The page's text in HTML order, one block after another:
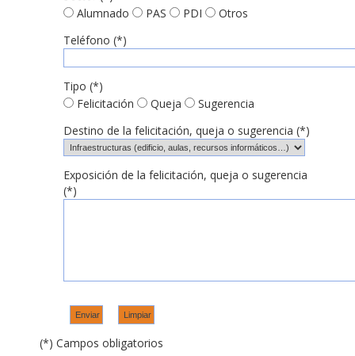
Alumnado
PAS PDI
Otros
Teléfono (*)
Tipo (*)
Felicitación
Queja
Sugerencia
Destino de la felicitación, queja o sugerencia (*)
Exposición de la felicitación, queja o sugerencia
(*)
(*) Campos obligatorios